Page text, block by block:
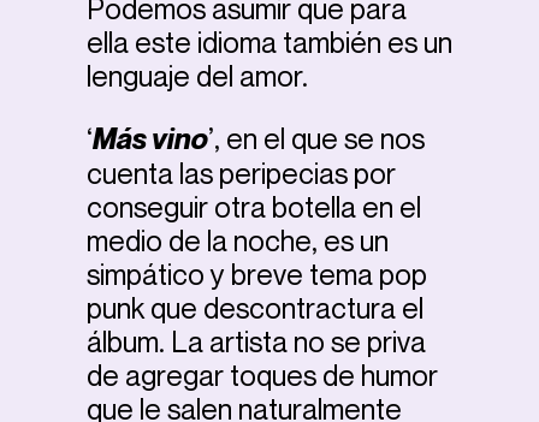
Podemos asumir que para
ella este idioma también es un
lenguaje del amor.
‘Más vino’, en el que se nos
cuenta las peripecias por
conseguir otra botella en el
medio de la noche, es un
simpático y breve tema pop
punk que descontractura el
álbum. La artista no se priva
de agregar toques de humor
que le salen naturalmente